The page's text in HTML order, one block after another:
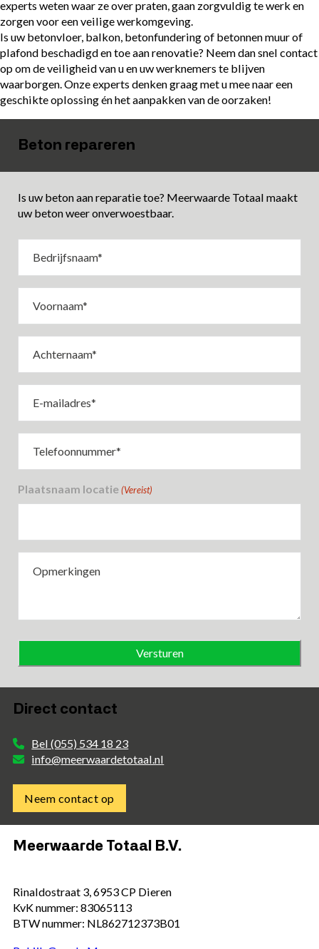
experts weten waar ze over praten, gaan zorgvuldig te werk en
zorgen voor een veilige werkomgeving.
Is uw betonvloer, balkon, betonfundering of betonnen muur of
plafond beschadigd en toe aan renovatie? Neem dan snel contact
op om de veiligheid van u en uw werknemers te blijven
waarborgen. Onze experts denken graag met u mee naar een
geschikte oplossing én het aanpakken van de oorzaken!
Beton repareren
Is uw beton aan reparatie toe? Meerwaarde Totaal maakt
uw beton weer onverwoestbaar.
(Vereist)
(Vereist)
(Vereist)
mailadres
(Vereist)
(Vereist)
Plaatsnaam locatie (Vereist)
Direct contact
Bel (055) 534 18 23
info@meerwaardetotaal.nl
Neem contact op
Meerwaarde Totaal B.V.
Rinaldostraat 3, 6953 CP Dieren
KvK nummer: 83065113
BTW nummer: NL862712373B01